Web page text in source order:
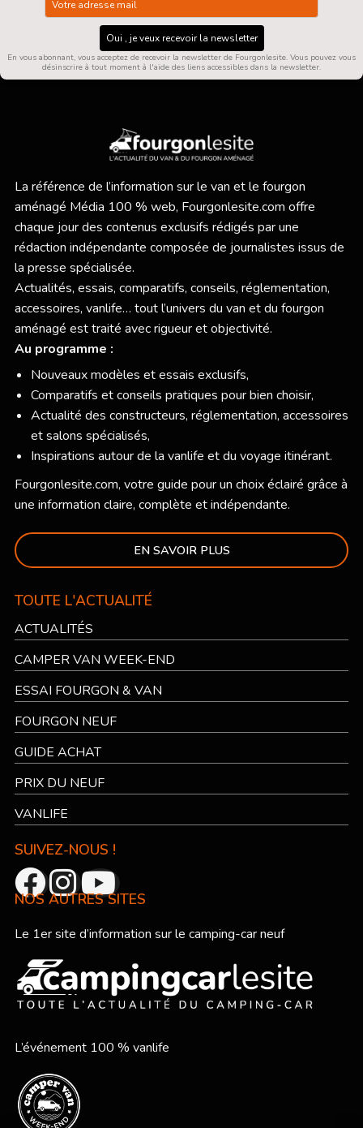
Oui , je veux recevoir la newsletter
En vous abonnant, vous acceptez de recevoir la newsletter de Fourgonlesite. Vous pouvez vous
désinscrire à tout moment à l'aide des liens accessibles dans la newsletter.
La référence de l’information sur le van et le fourgon
aménagé Média 100 % web, Fourgonlesite.com offre
chaque jour des contenus exclusifs rédigés par une
rédaction indépendante composée de journalistes issus de
la presse spécialisée.
Actualités, essais, comparatifs, conseils, réglementation,
accessoires, vanlife… tout l’univers du van et du fourgon
aménagé est traité avec rigueur et objectivité.
Au programme :
Nouveaux modèles et essais exclusifs,
Comparatifs et conseils pratiques pour bien choisir,
Actualité des constructeurs, réglementation, accessoires
et salons spécialisés,
Inspirations autour de la vanlife et du voyage itinérant.
Fourgonlesite.com, votre guide pour un choix éclairé grâce à
une information claire, complète et indépendante.
EN SAVOIR PLUS
TOUTE L'ACTUALITÉ
ACTUALITÉS
CAMPER VAN WEEK-END
ESSAI FOURGON & VAN
FOURGON NEUF
GUIDE ACHAT
PRIX DU NEUF
VANLIFE
SUIVEZ-NOUS !
NOS AUTRES SITES
Le 1er site d’information sur le camping-car neuf
L’événement 100 % vanlife